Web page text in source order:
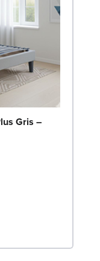
Gris –